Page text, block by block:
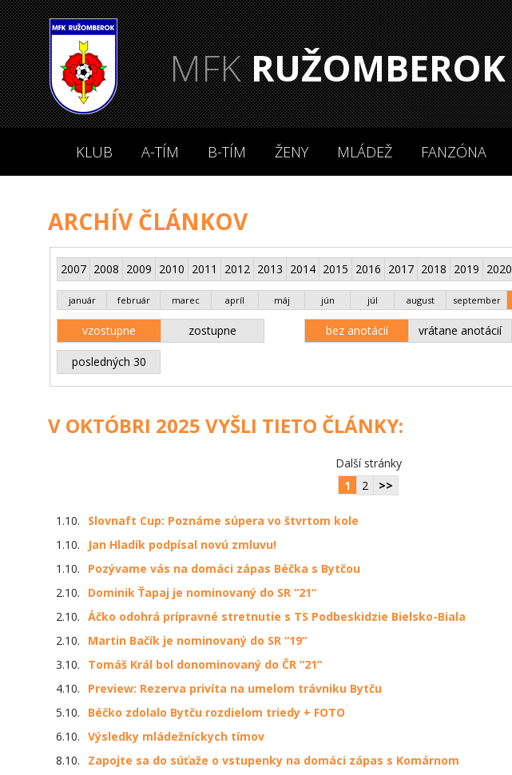
MFKRUŽOMBEROK
KLUB A-TÍM B-TÍM ŽENY MLÁDEŽ FANZÓNA
ARCHÍV ČLÁNKOV
2007 2008 2009 2010 2011 2012 2013 2014 2015 2016 2017 2018 2019 2020
január február marec apríl máj jún júl august september
vzostupne zostupne bez anotácií vrátane anotácií
posledných 30
V OKTÓBRI 2025 VYŠLI TIETO ČLÁNKY:
Další stránky
1
2 >>
1.10.
Slovnaft Cup: Poznáme súpera vo štvrtom kole
1.10.
Jan Hladík podpísal novú zmluvu!
1.10.
Pozývame vás na domáci zápas Béčka s Bytčou
2.10.
Dominik Ťapaj je nominovaný do SR “21“
2.10. Áčko odohrá prípravné stretnutie s TS Podbeskidzie Bielsko-Biala
2.10.
Martin Bačík je nominovaný do SR “19“
3.10.
Tomáš Král bol donominovaný do ČR “21“
4.10.
Preview: Rezerva privíta na umelom trávniku Bytču
5.10.
Béčko zdolalo Bytču rozdielom triedy + FOTO
6.10. Výsledky mládežníckych tímov
8.10.
Zapojte sa do súťaže o vstupenky na domáci zápas s Komárnom